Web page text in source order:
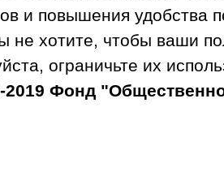
и повышения удобства
не хотите, чтобы ваши
ограничьте их
2019 Фонд